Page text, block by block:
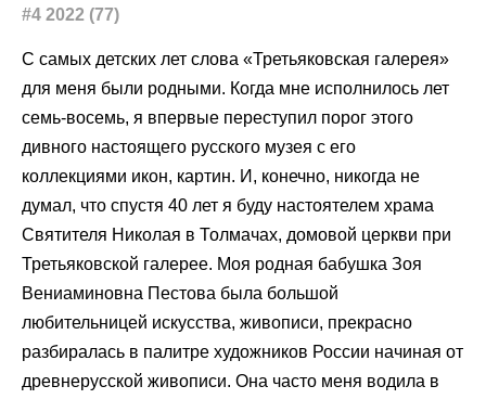
#4 2022 (77)
С самых детских лет слова «Третьяковская галерея»
для меня были родными. Когда мне исполнилось лет
семь-восемь, я впервые переступил порог этого
дивного настоящего русского музея с его
коллекциями икон, картин. И, конечно, никогда не
думал, что спустя 40 лет я буду настоятелем храма
Святителя Николая в Толмачах, домовой церкви при
Третьяковской галерее. Моя родная бабушка Зоя
Вениаминовна Пестова была большой
любительницей искусства, живописи, прекрасно
разбиралась в палитре художников России начиная от
древнерусской живописи. Она часто меня водила в